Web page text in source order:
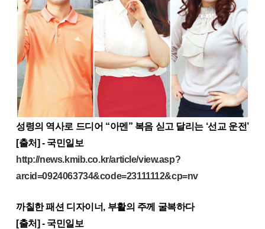
성령의 역사로 드디어 “아멘” 복음 싣고 달리는 ‘선교 운전’
[출처] - 국민일보
http://news.kmib.co.kr/article/view.asp?
arcid=0924063734&code=23111112&cp=nv
까칠한 패션 디자이너, 부활의 주께 굴복하다
[출처] - 국민일보